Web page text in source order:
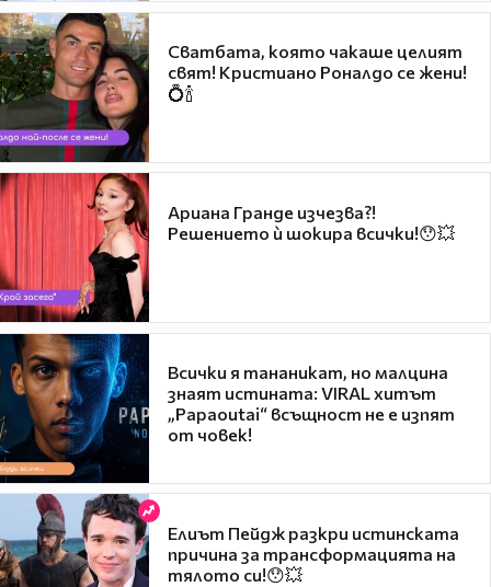
Сватбата, която чакаше целият
свят! Кристиано Роналдо се жени!
💍🍾
Ариана Гранде изчезва?!
Решението ѝ шокира всички!😯💥
Всички я тананикат, но малцина
знаят истината: VIRAL хитът
„Papaoutai“ всъщност не е изпят
от човек!
Елиът Пейдж разкри истинската
причина за трансформацията на
тялото си!😯💥